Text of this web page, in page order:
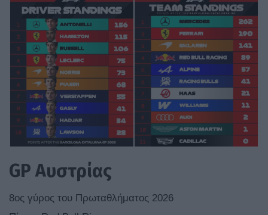
GP Αυστρίας
8ος γύρος του Πρωταθλήματος 2026